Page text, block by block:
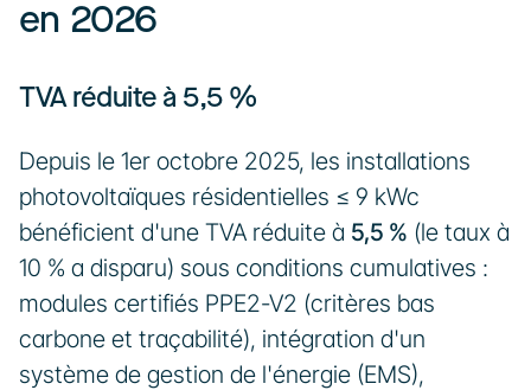
en 2026
TVA réduite à 5,5 %
Depuis le 1er octobre 2025, les installations
photovoltaïques résidentielles ≤ 9 kWc
bénéficient d'une TVA réduite à 5,5 % (le taux à
10 % a disparu) sous conditions cumulatives :
modules certifiés PPE2-V2 (critères bas
carbone et traçabilité), intégration d'un
système de gestion de l'énergie (EMS),